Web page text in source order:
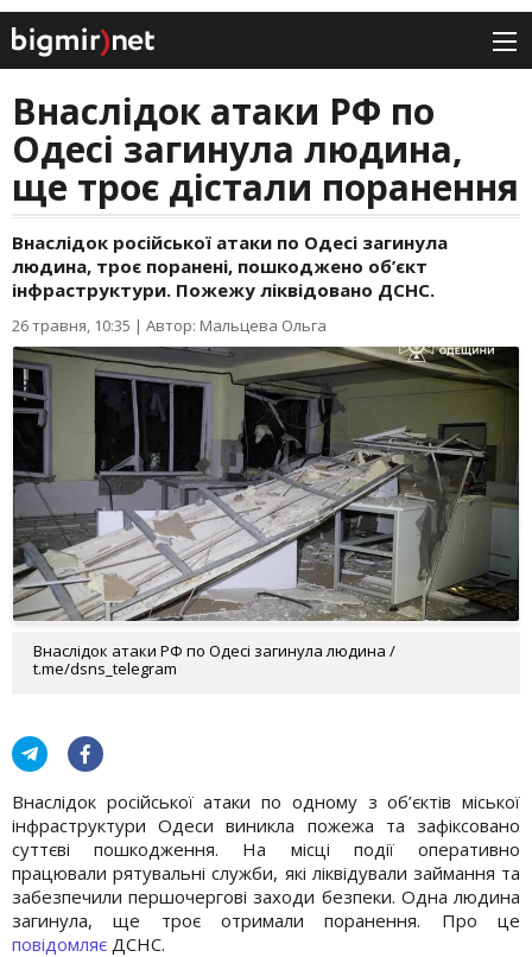
Внаслідок атаки РФ по
Одесі загинула людина,
ще троє дістали поранення
Внаслідок російської атаки по Одесі загинула
людина, троє поранені, пошкоджено об’єкт
інфраструктури. Пожежу ліквідовано ДСНС.
26 травня, 10:35 | Автор: Мальцева Ольга
Внаслідок атаки РФ по Одесі загинула людина /
t.me/dsns_telegram
Внаслідок російської атаки по одному з об’єктів міської
інфраструктури Одеси виникла пожежа та зафіксовано
суттєві пошкодження. На місці події оперативно
працювали рятувальні служби, які ліквідували займання та
забезпечили першочергові заходи безпеки. Одна людина
загинула, ще троє отримали поранення. Про це
повідомляє ДСНС.